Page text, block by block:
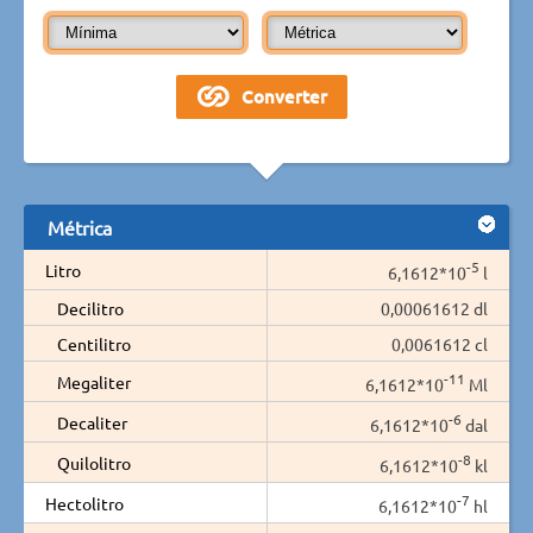
Métrica
Litro 6,1612*10-5 l
Decilitro
0,00061612 dl
Centilitro
0,0061612 cl
Megaliter
6,1612*10-11 Ml
Decaliter
6,1612*10-6 dal
Quilolitro
6,1612*10-8 kl
Hectolitro
6,1612*10-7 hl